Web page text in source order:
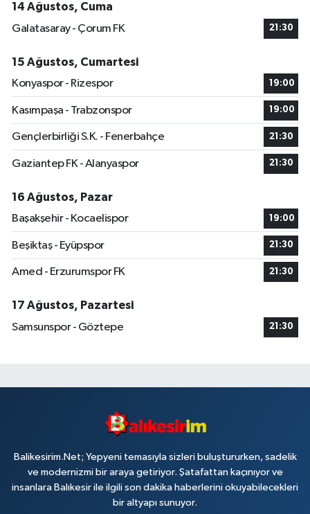
14 Ağustos, Cuma
Galatasaray - Çorum FK
21:30
15 Ağustos, Cumartesi
Konyaspor - Rizespor
19:00
Kasımpaşa - Trabzonspor 19:00
Gençlerbirliği S.K. - Fenerbahçe 21:30
Gaziantep FK - Alanyaspor 21:30
16 Ağustos, Pazar
Başakşehir - Kocaelispor
19:00
Beşiktaş - Eyüpspor 21:30
Amed - Erzurumspor FK 21:30
17 Ağustos, Pazartesi
Samsunspor - Göztepe
21:30
Balikesirim.Net; Yepyeni temasıyla sizleri buluştururken, sadelik
ve modernizmi bir araya getiriyor. Şatafattan kaçınıyor ve
insanlara Balıkesir ile ilgili son dakika haberlerini okuyabilecekleri
bir altyapı sunuyor.